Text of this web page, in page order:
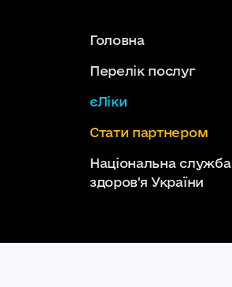
Головна
Перелік послуг
єЛіки
Стати партнером
Національна служба
здоров'я України